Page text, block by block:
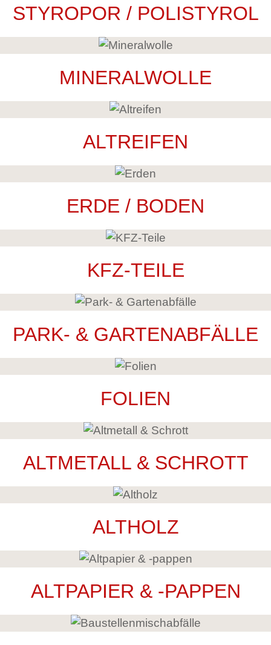
STYROPOR / POLISTYROL
MINERALWOLLE
ALTREIFEN
ERDE / BODEN
KFZ-TEILE
PARK- & GARTENABFÄLLE
FOLIEN
ALTMETALL & SCHROTT
ALTHOLZ
ALTPAPIER & -PAPPEN